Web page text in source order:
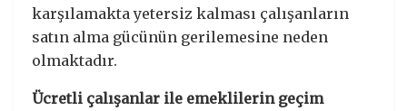
karşılamakta yetersiz kalması çalışanların
satın alma gücünün gerilemesine neden
olmaktadır.
Ücretli çalışanlar ile emeklilerin geçim